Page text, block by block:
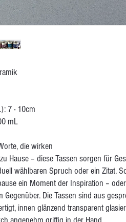
7 - 10cm
mL
die wirken
Hause – diese Tassen sorgen für
wählbaren Spruch oder ein Zitat.
ein Moment der Inspiration –
Gegenüber. Die Tassen sind aus
innen glänzend transparent